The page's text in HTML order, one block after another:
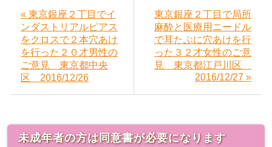
« 東京銀座２丁目でイ
ンダストリアルピアス
をクロスで２本穴あけ
を行った２０才男性の
ご意見 東京都中央
区 2016/12/26
東京銀座２丁目で局所
麻酔と医療用ニードル
で耳たぶに穴あけを行
った３２才女性のご意
見 東京都江戸川区
2016/12/27 »
未成年者の方は同意書が必要になります